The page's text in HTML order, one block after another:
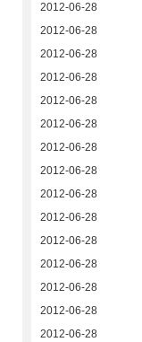
2012-06-28
2012-06-28
2012-06-28
2012-06-28
2012-06-28
2012-06-28
2012-06-28
2012-06-28
2012-06-28
2012-06-28
2012-06-28
2012-06-28
2012-06-28
2012-06-28
2012-06-28